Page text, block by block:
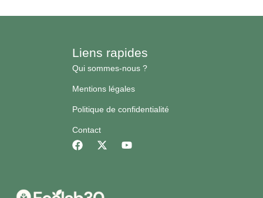
Liens rapides
Qui sommes-nous ?
Mentions légales
Politique de confidentialité
Contact